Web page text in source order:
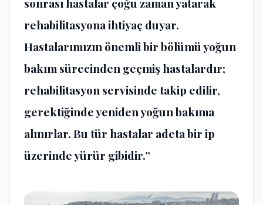
sonrası hastalar çoğu zaman yatarak
rehabilitasyona ihtiyaç duyar.
Hastalarımızın önemli bir bölümü yoğun
bakım sürecinden geçmiş hastalardır;
rehabilitasyon servisinde takip edilir,
gerektiğinde yeniden yoğun bakıma
alınırlar. Bu tür hastalar adeta bir ip
üzerinde yürür gibidir.”